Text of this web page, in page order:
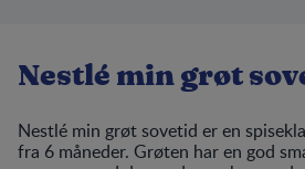
Nestlé min grøt
Nestlé min grøt sovetid er en
fra 6 måneder. Grøten har en god